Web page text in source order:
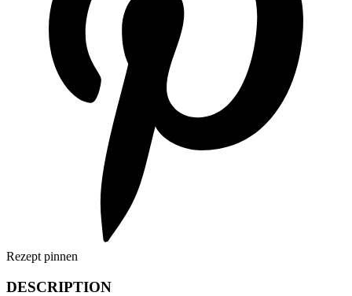
Rezept pinnen
DESCRIPTION